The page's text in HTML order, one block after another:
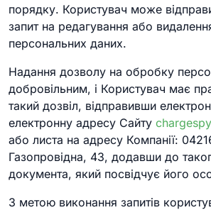
порядку. Користувач може
запит на редагування або
персональних даних.
Надання дозволу на обробку
добровільним, і Користувач має
такий дозвіл, відправивши
електронну адресу Сайту
або листа на адресу Компанії:
Газопровідна, 43, додавши до
документа, який посвідчує його
З метою виконання запитів